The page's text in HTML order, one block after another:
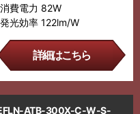
消費電力 82W
発光効率 122lm/W
詳細はこちら
ATB-300X-C-W-S-